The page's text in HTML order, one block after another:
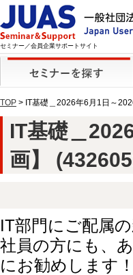
セミナー／会員企業サポートサイト
TOP > IT基礎＿2026年6月1日～
IT基礎＿
画】
IT部門にご配属
社員の方にも、
にお勧めします